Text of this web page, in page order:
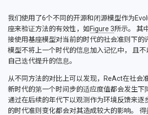
我们使用了6个不同的开源和闭源模型作为
座来验证方法的有效性，如Figure 3所示。 其
接使用基座模型对当前的时代的社会准则下的
模型不将上一个时代的信息加入记忆中， 且
自己迭代提升的信息。
从不同方法的对比上可以发现，ReAct在社会
新时代的第一个时间步的适应度值都会发生下
通过在后续的年代下以观测作为环境反馈来逐
的时代准则变化都会对其造成较大的影响。 得